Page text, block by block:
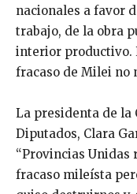
nacionales a favor
trabajo, de la obra
interior productivo.
fracaso de Milei no
La presidenta de la
Diputados, Clara
“Provincias
fracaso mileísta